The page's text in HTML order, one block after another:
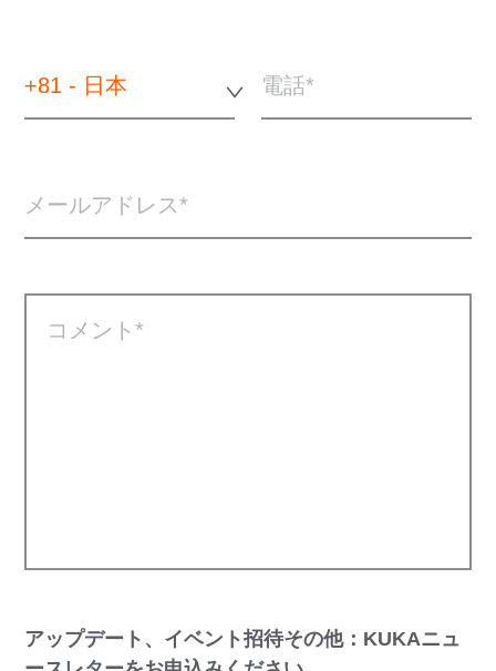
+81 - 日本 電話
メールアドレス
コメント
アップデート、イベント招待その他：KUKAニュ